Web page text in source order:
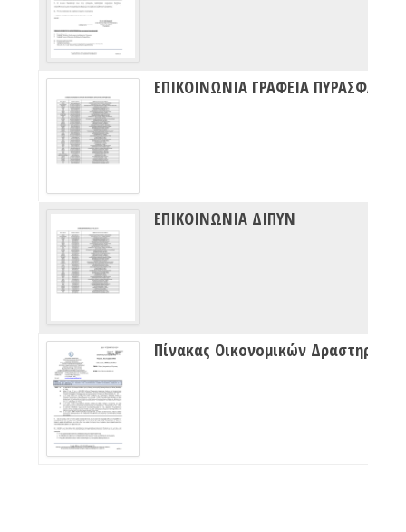
ΕΠΙΚΟΙΝΩΝΙΑ ΔΙΠΥΝ